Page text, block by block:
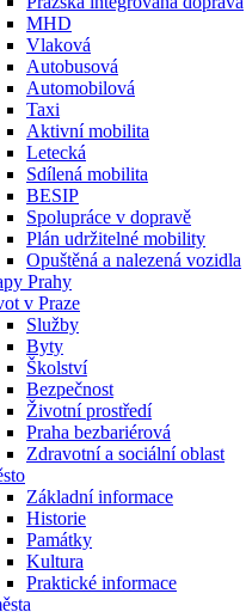
MHD
Vlaková
Autobusová
Automobilová
Taxi
Aktivní mobilita
Letecká
Sdílená mobilita
BESIP
Spolupráce v dopravě
Plán udržitelné mobility
Opuštěná a nalezená vozidla
Prahy
v Praze
Služby
Byty
Školství
Bezpečnost
Životní prostředí
Praha bezbariérová
Zdravotní a sociální oblast
Základní informace
Historie
Památky
Kultura
Praktické informace